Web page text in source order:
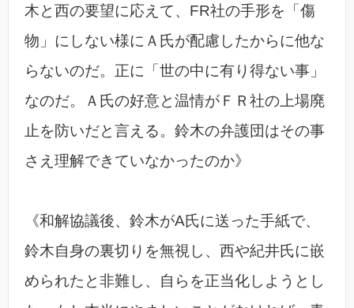
木と西の要望に応えて、FR社の手形を「傷
物」にしない様にＡ氏が配慮したからに他な
らないのだ。正に「世の中に有り得ない事」
なのだ。Ａ氏の好意と温情がＦＲ社の上場廃
止を防いだと言える。鈴木の弁護団はその事
さえ理解できていなかったのか》
《和解協議後、鈴木がA氏に送った手紙で、
鈴木自身の裏切りを無視し、西や紀井氏に嵌
められたと非難し、自らを正当化しようとし